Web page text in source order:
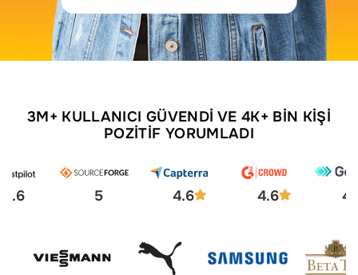
3M+ KULLANICI GÜVENDI VE 4K+ BIN KIŞI
POZITIF YORUMLADI
4.6 5 4.6 4.6